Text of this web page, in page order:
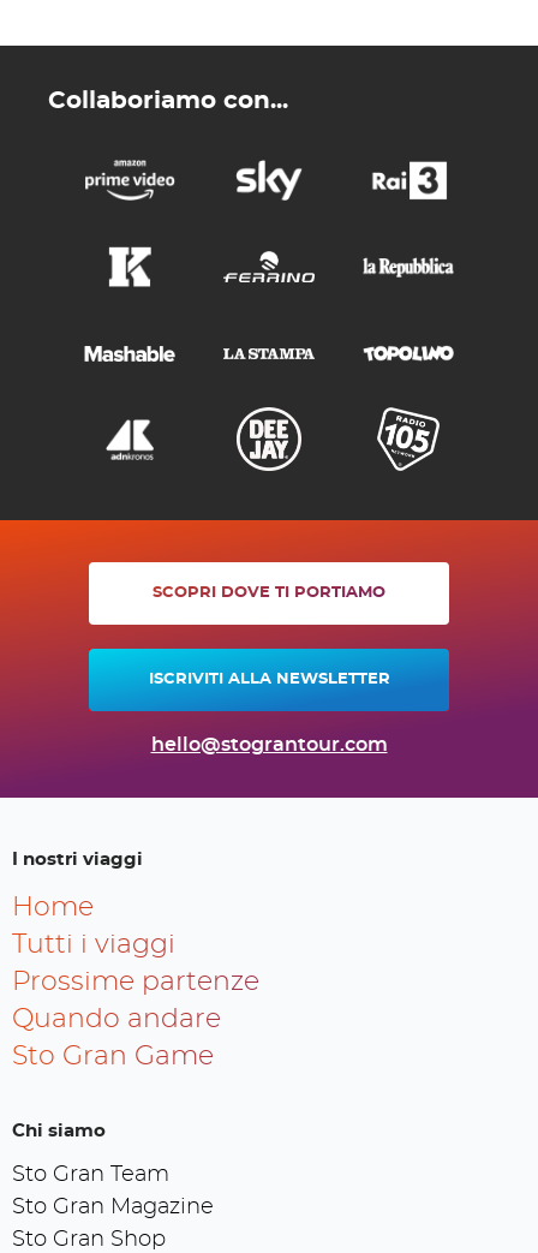
Collaboriamo con...
SCOPRI DOVE TI PORTIAMO
ISCRIVITI ALLA NEWSLETTER
hello@stograntour.com
I nostri viaggi
Home
Tutti i viaggi
Prossime partenze
Quando andare
Sto Gran Game
Chi siamo
Sto Gran Team
Sto Gran Magazine
Sto Gran Shop